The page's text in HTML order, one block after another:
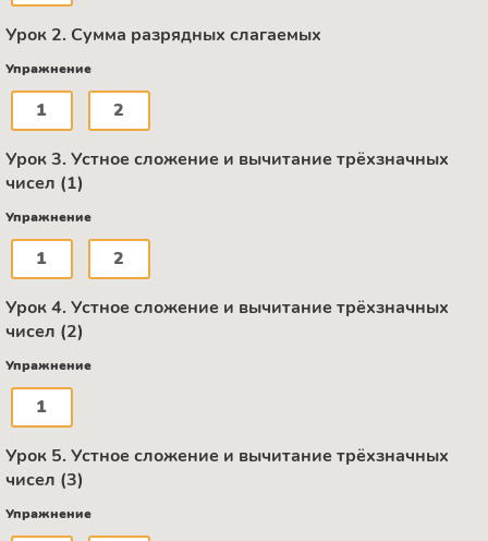
Урок 2. Сумма разрядных слагаемых
Упражнение
1 2
Урок 3. Устное сложение и вычитание трёхзначных
чисел (1)
Упражнение
1 2
Урок 4. Устное сложение и вычитание трёхзначных
чисел (2)
Упражнение
1
Урок 5. Устное сложение и вычитание трёхзначных
чисел (3)
Упражнение